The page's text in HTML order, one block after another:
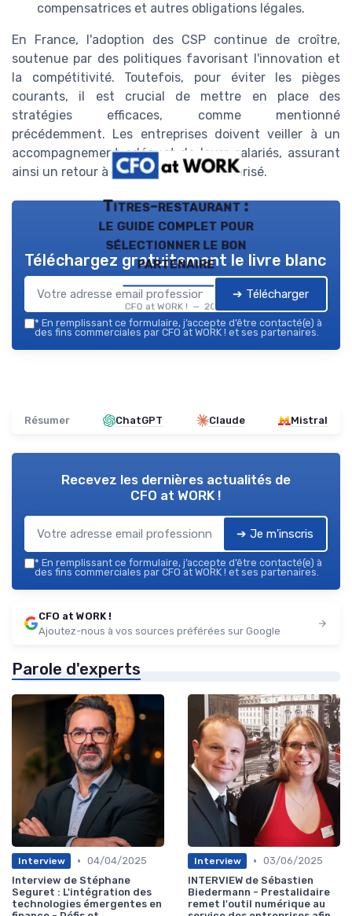
compensatrices et autres obligations légales.
En France, l'adoption des CSP continue de croître,
soutenue par des politiques favorisant l'innovation et
la compétitivité. Toutefois, pour éviter les pièges
courants, il est crucial de mettre en place des
stratégies efficaces, comme mentionné
précédemment. Les entreprises doivent veiller à un
accompagnement adéquat de leurs salariés, assurant
ainsi un retour à l'emploi rapide et sécurisé.
Titres-restaurant :
le guide complet pour
sélectionner le bon
partenaire
CFO at WORK ! — 2026
Téléchargez gratuitement le livre blanc
➔ Télécharger
* En remplissant ce formulaire, j’accepte d’être contacté(e) à
des fins commerciales par CFO at WORK ! et ses partenaires.
Résumer ChatGPT Claude Mistral
Recevez les dernières actualités de
CFO at WORK !
➔ Je m'inscris
* En remplissant ce formulaire, j’accepte d’être contacté(e) à
des fins commerciales par CFO at WORK ! et ses partenaires.
CFO at WORK !
Ajoutez-nous à vos sources préférées sur Google
Parole d'experts
Interview • 04/04/2025
Interview de Stéphane
Seguret : L'intégration des
technologies émergentes en
Interview • 03/06/2025
INTERVIEW de Sébastien
Biedermann - Prestalidaire
remet l'outil numérique au